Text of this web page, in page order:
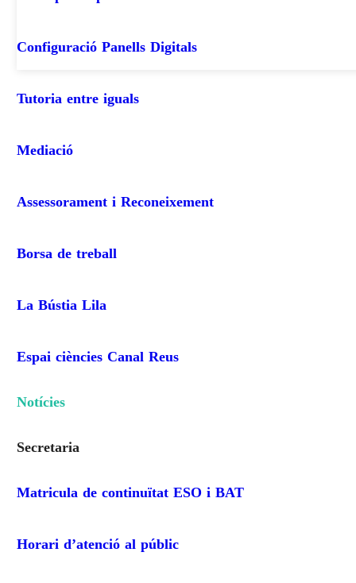
Configuració Panells Digitals
Tutoria entre iguals
Mediació
Assessorament i Reconeixement
Borsa de treball
La Bústia Lila
Espai ciències Canal Reus
Notícies
Secretaria
Matricula de continuïtat ESO i BAT
Horari d’atenció al públic